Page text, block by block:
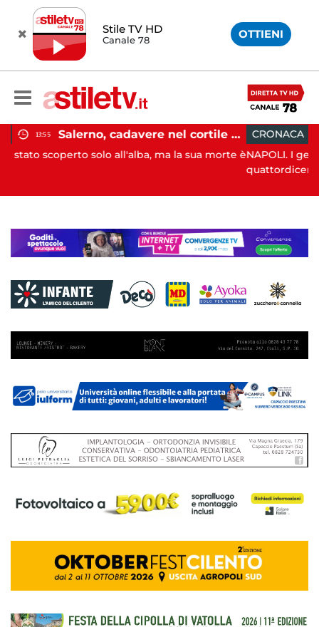
Stile TV HD
Canale 78 OTTIENI
Salerno, cadavere nel cortile di un palazzo: indaga la Polizia
ma la sua morte è
CRONACA 13:05
NAPOLI. I genitori di Martina Carbonaro, la